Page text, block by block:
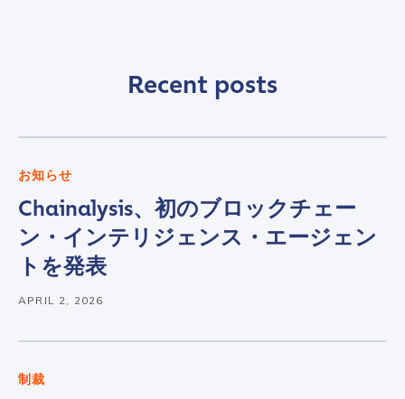
Recent posts
お知らせ
Chainalysis、初のブロックチェー
ン・インテリジェンス・エージェン
トを発表
APRIL 2, 2026
制裁